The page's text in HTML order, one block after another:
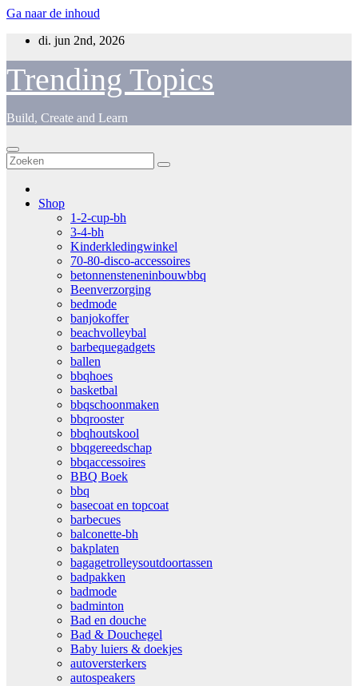
Ga naar de inhoud
di. jun 2nd, 2026
Trending Topics
Build, Create and Learn
Shop
1-2-cup-bh
3-4-bh
Kinderkledingwinkel
70-80-disco-accessoires
betonnensteneninbouwbbq
Beenverzorging
bedmode
banjokoffer
beachvolleybal
barbequegadgets
ballen
bbqhoes
basketbal
bbqschoonmaken
bbqrooster
bbqhoutskool
bbqgereedschap
bbqaccessoires
BBQ Boek
bbq
basecoat en topcoat
barbecues
balconette-bh
bakplaten
bagagetrolleysoutdoortassen
badpakken
badmode
badminton
Bad en douche
Bad & Douchegel
Baby luiers & doekjes
autoversterkers
autospeakers